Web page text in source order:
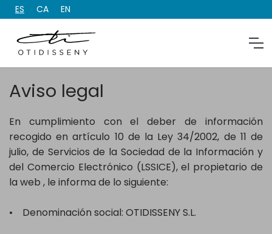
ES CA EN
Aviso legal
En cumplimiento con el deber de información
recogido en artículo 10 de la Ley 34/2002, de 11 de
julio, de Servicios de la Sociedad de la Información y
del Comercio Electrónico (LSSICE), el propietario de
la web , le informa de lo siguiente:
• Denominación social: OTIDISSENY S.L.